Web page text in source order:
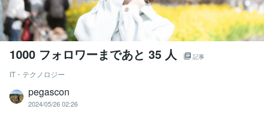
1000 フォロワーまであと 35 人 記事
IT・テクノロジー
pegascon
2024/05/26 02:26